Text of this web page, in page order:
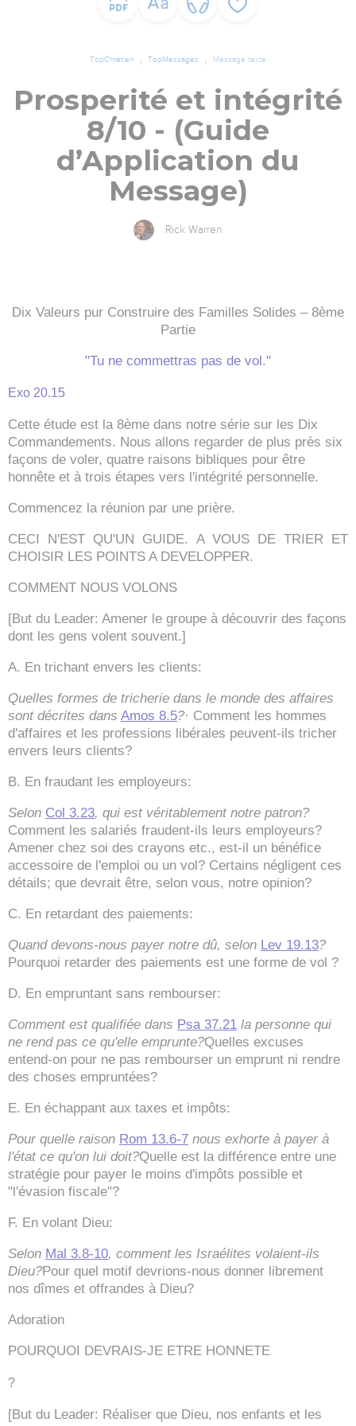
TopChrétien TopMessages Message texte
Prosperité et intégrité
8/10 - (Guide
d’Application du
Message)
Rick Warren
Dix Valeurs pur Construire des Familles Solides – 8ème
Partie
"Tu ne commettras pas de vol."
Exo 20.15
Cette étude est la 8ème dans notre série sur les Dix
Commandements. Nous allons regarder de plus près six
façons de voler, quatre raisons bibliques pour être
honnête et à trois étapes vers l'intégrité personnelle.
Commencez la réunion par une prière.
CECI N'EST QU'UN GUIDE. A VOUS DE TRIER ET
CHOISIR LES POINTS A DEVELOPPER.
COMMENT NOUS VOLONS
[But du Leader: Amener le groupe à découvrir des façons
dont les gens volent souvent.]
A. En trichant envers les clients:
Quelles formes de tricherie dans le monde des affaires
sont décrites dans Amos 8.5?· Comment les hommes
d'affaires et les professions libérales peuvent-ils tricher
envers leurs clients?
B. En fraudant les employeurs:
Selon Col 3.23, qui est véritablement notre patron?
Comment les salariés fraudent-ils leurs employeurs?
Amener chez soi des crayons etc., est-il un bénéfice
accessoire de l'emploi ou un vol? Certains négligent ces
détails; que devrait être, selon vous, notre opinion?
C. En retardant des paiements:
Quand devons-nous payer notre dû, selon Lev 19.13?
Pourquoi retarder des paiements est une forme de vol ?
D. En empruntant sans rembourser:
Comment est qualifiée dans Psa 37.21 la personne qui
ne rend pas ce qu'elle emprunte?Quelles excuses
entend-on pour ne pas rembourser un emprunt ni rendre
des choses empruntées?
E. En échappant aux taxes et impôts:
Pour quelle raison Rom 13.6-7 nous exhorte à payer à
l'état ce qu'on lui doit?Quelle est la différence entre une
stratégie pour payer le moins d'impôts possible et
"l'évasion fiscale"?
F. En volant Dieu:
Selon Mal 3.8-10, comment les Israélites volaient-ils
Dieu?Pour quel motif devrions-nous donner librement
nos dîmes et offrandes à Dieu?
Adoration
POURQUOI DEVRAIS-JE ETRE HONNETE
?
[But du Leader: Réaliser que Dieu, nos enfants et les